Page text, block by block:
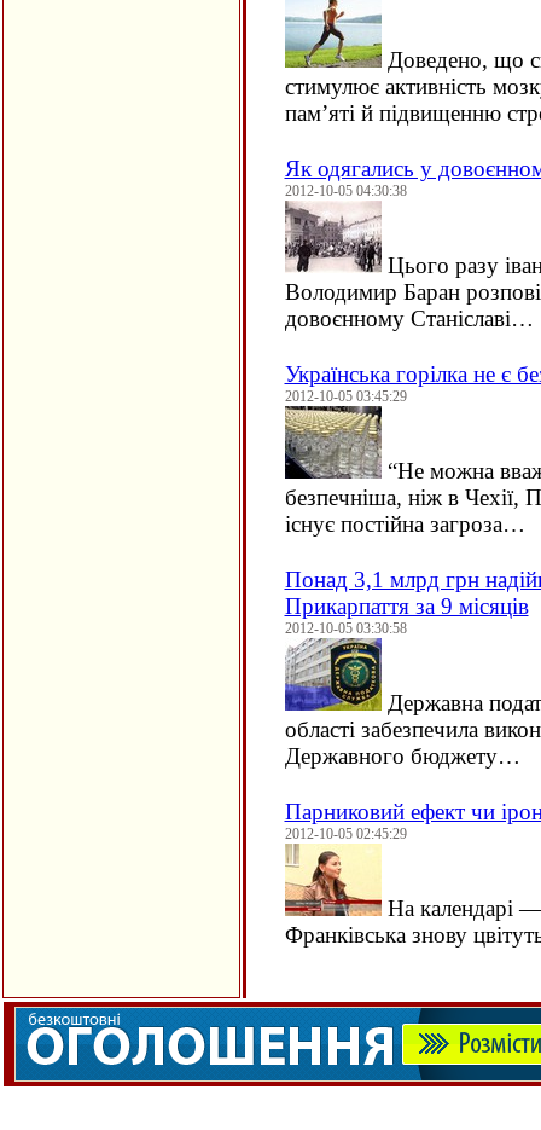
Доведено, що
стимулює активність
пам’яті й підвищенню
Як одягались у
2012-10-05 04:30:38
Цього разу
Володимир Баран
довоєнному Станіславі…
Українська горілка не є
2012-10-05 03:45:29
“Не можна
безпечніша, ніж в Чехії,
існує постійна загроза…
Понад 3,1 млрд грн
Прикарпаття за 9 місяців
2012-10-05 03:30:58
Державна
області забезпечила
Державного бюджету…
Парниковий ефект чи
2012-10-05 02:45:29
На календарі —
Франківська знову